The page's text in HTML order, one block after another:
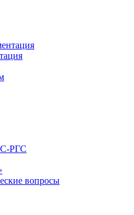
РГС
вопросы